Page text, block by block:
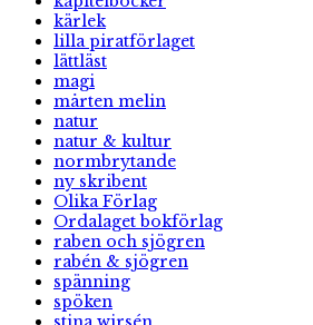
kärlek
lilla piratförlaget
lättläst
magi
mårten melin
natur
natur & kultur
normbrytande
ny skribent
Olika Förlag
Ordalaget bokförlag
raben och sjögren
rabén & sjögren
spänning
spöken